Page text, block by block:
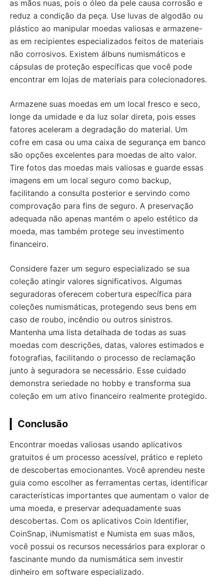
as mãos nuas, pois o óleo da pele causa corrosão e
reduz a condição da peça. Use luvas de algodão ou
plástico ao manipular moedas valiosas e armazene-
as em recipientes especializados feitos de materiais
não corrosivos. Existem álbuns numismáticos e
cápsulas de proteção específicas que você pode
encontrar em lojas de materiais para colecionadores.
Armazene suas moedas em um local fresco e seco,
longe da umidade e da luz solar direta, pois esses
fatores aceleram a degradação do material. Um
cofre em casa ou uma caixa de segurança em banco
são opções excelentes para moedas de alto valor.
Tire fotos das moedas mais valiosas e guarde essas
imagens em um local seguro como backup,
facilitando a consulta posterior e servindo como
comprovação para fins de seguro. A preservação
adequada não apenas mantém o apelo estético da
moeda, mas também protege seu investimento
financeiro.
Considere fazer um seguro especializado se sua
coleção atingir valores significativos. Algumas
seguradoras oferecem cobertura específica para
coleções numismáticas, protegendo seus bens em
caso de roubo, incêndio ou outros sinistros.
Mantenha uma lista detalhada de todas as suas
moedas com descrições, datas, valores estimados e
fotografias, facilitando o processo de reclamação
junto à seguradora se necessário. Esse cuidado
demonstra seriedade no hobby e transforma sua
coleção em um ativo financeiro realmente protegido.
Conclusão
Encontrar moedas valiosas usando aplicativos
gratuitos é um processo acessível, prático e repleto
de descobertas emocionantes. Você aprendeu neste
guia como escolher as ferramentas certas, identificar
características importantes que aumentam o valor de
uma moeda, e preservar adequadamente suas
descobertas. Com os aplicativos Coin Identifier,
CoinSnap, iNumismatist e Numista em suas mãos,
você possui os recursos necessários para explorar o
fascinante mundo da numismática sem investir
dinheiro em software especializado.